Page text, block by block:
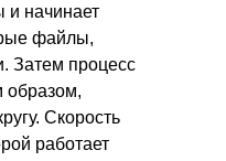
и начинает
файлы,
Затем процесс
образом,
Скорость
работает